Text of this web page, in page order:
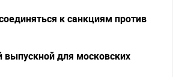
к санкциям против
выпускной для московских